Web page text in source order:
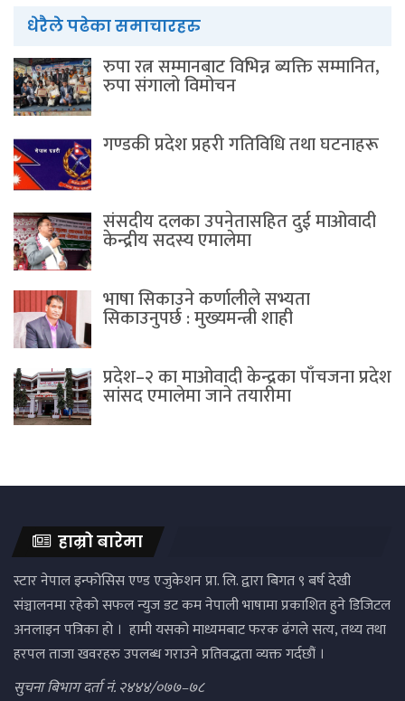
धेरैले पढेका समाचारहरु
रुपा रत्न सम्मानबाट विभिन्न ब्यक्ति सम्मानित,
रुपा संगालो विमोचन
गण्डकी प्रदेश प्रहरी गतिविधि तथा घटनाहरू
संसदीय दलका उपनेतासहित दुई माओवादी
केन्द्रीय सदस्य एमालेमा
भाषा सिकाउने कर्णालीले सभ्यता
सिकाउनुपर्छ : मुख्यमन्त्री शाही
प्रदेश–२ का माओवादी केन्द्रका पाँचजना प्रदेश
सांसद एमालेमा जाने तयारीमा
हाम्रो बारेमा
स्टार नेपाल इन्फोसिस एण्ड एजुकेशन प्रा. लि. द्वारा बिगत ९ बर्ष देखी
संञ्चालनमा रहेको सफल न्युज डट कम नेपाली भाषामा प्रकाशित हुने डिजिटल
अनलाइन पत्रिका हो । हामी यसको माध्यमबाट फरक ढंगले सत्य, तथ्य तथा
हरपल ताजा खवरहरु उपलब्ध गराउने प्रतिवद्धता व्यक्त गर्दछौं ।
सुचना बिभाग दर्ता नं. २४४४/०७७–७८